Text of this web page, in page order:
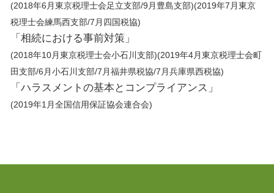
(2018年6月東京税理士会足立支部/9月豊島支部)(2019年7月東京
税理士会練馬西支部/7月四国税協)
「相続における事前対策」
(2018年10月東京税理士会小石川支部)(2019年4月東京税理士会町
田支部/6月小石川支部/7月福井県税協/7月兵庫県西税協)
「ハラスメントの基本とコンプライアンス」
(2019年1月全国信用保証協会連合会)